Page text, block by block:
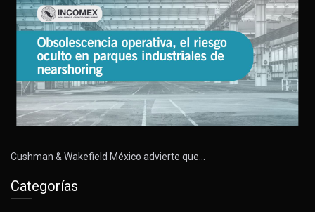
Cushman & Wakefield México advierte que…
Categorías